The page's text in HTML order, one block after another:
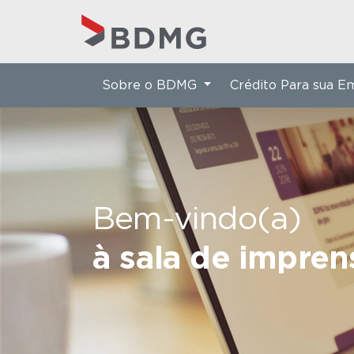
Bem-vindo(a)
à sala de
Sobre o BDMG Crédito Para sua